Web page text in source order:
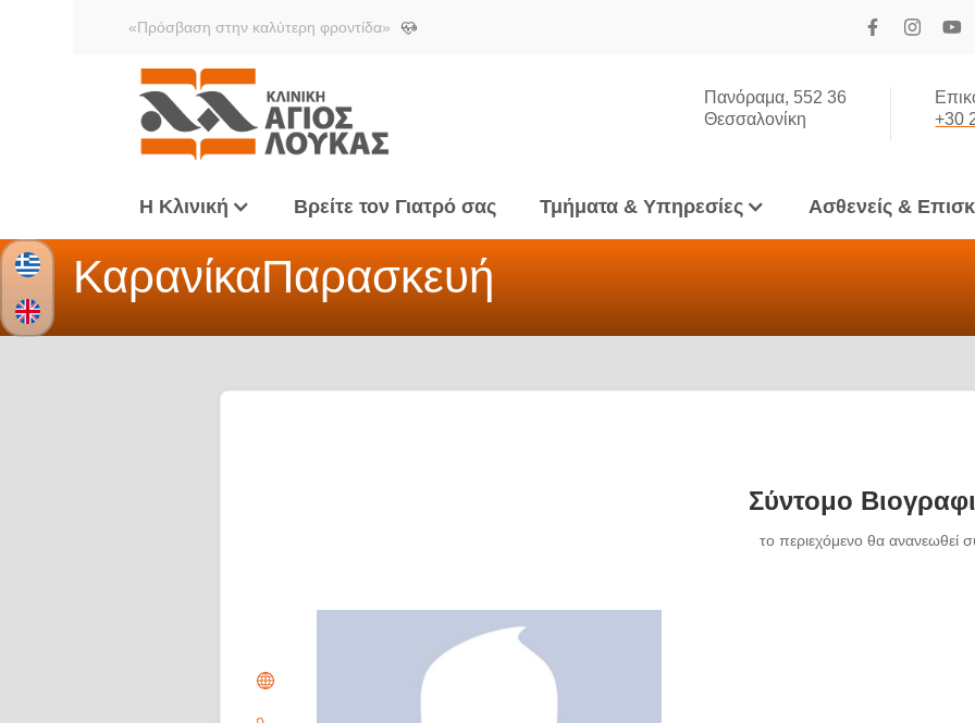
«Πρόσβαση στην καλύτερη φροντίδα»
Πανόραμα, 552 36
Θεσσαλονίκη
+30
Η Κλινική Βρείτε τον Γιατρό σας Τμήματα & Υπηρεσίες Ασθενείς &
ΚαρανίκαΠαρασκευή
Σύντομο
το περιεχόμενο θα ανανεωθεί